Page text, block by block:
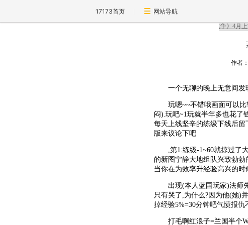
17173首页 网站导航
作者：
一个无聊的晚上无意间发
玩嗯~~不错哦画面可以比
闷).玩吧~1玩就半年多也花了
每天上线坚辛的练级下线后
版来议论下吧
,第1:练级-1~60就掠过了大
的新图宁静大地组队兴致勃
当你在为效率升经验高兴的
出现(本人蓝国玩家)法师先
只有哭了,为什么?因为他(她)
掉经验5%=30分钟吧气愤报仇
打毛啊红浪子=兰国半个